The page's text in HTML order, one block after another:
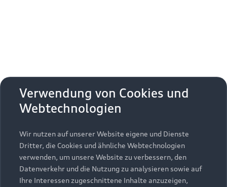
Zurück nach oben
Modelle
Alle Modelle
Modelle vergleichen
Elektromodelle
Kaufen & leasen
Neuwagensuche
Service & Zubehör
Verwendung von Cookies und
Webtechnologien
Wir nutzen auf unserer Website eigene und Dienste
Dritter, die Cookies und ähnliche Webtechnologien
verwenden, um unsere Website zu verbessern, den
Datenverkehr und die Nutzung zu analysieren sowie auf
Ihre Interessen zugeschnittene Inhalte anzuzeigen,